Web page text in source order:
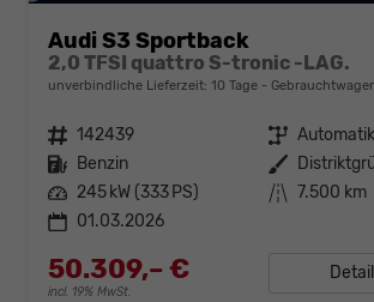
Audi S3 Sportback
2,0 TFSI quattro S-tronic -LAG.
unverbindliche Lieferzeit: 10 Tage
Fahrzeugnr. 142439 Getriebe Automatik
Kraftstoff Benzin Außenfarbe
Leistung 245 kW (333 PS) Kilometerstand 7.500 km
01.03.2026
50.309,– €
incl. 19% MwSt.